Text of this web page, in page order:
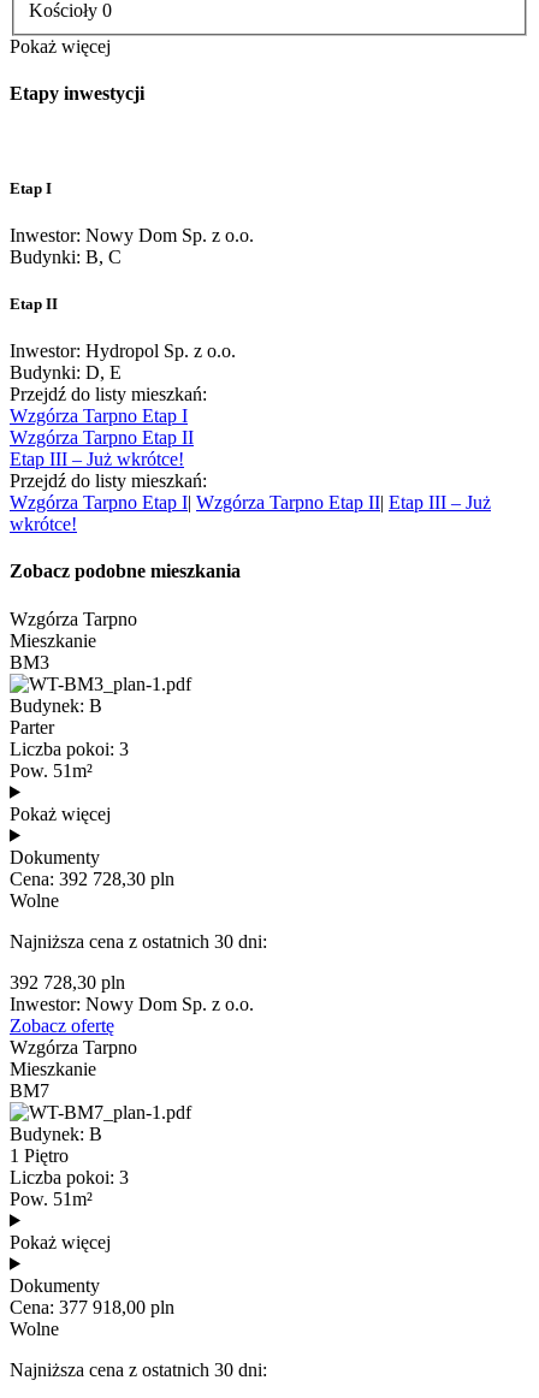
Kościoły 0
Pokaż więcej
Etapy inwestycji
Etap I
Inwestor: Nowy Dom Sp. z o.o.
Budynki: B, C
Etap II
Inwestor: Hydropol Sp. z o.o.
Budynki: D, E
Przejdź do listy mieszkań:
Wzgórza Tarpno Etap I
Wzgórza Tarpno Etap II
Etap III – Już wkrótce!
Przejdź do listy mieszkań:
Wzgórza Tarpno Etap I| Wzgórza Tarpno Etap II| Etap III – Już
wkrótce!
Zobacz podobne mieszkania
Wzgórza Tarpno
Mieszkanie
BM3
Budynek: B
Parter
Liczba pokoi: 3
Pow. 51m²
Pokaż więcej
Dokumenty
Cena: 392 728,30 pln
Wolne
Najniższa cena z ostatnich 30 dni:
392 728,30 pln
Inwestor: Nowy Dom Sp. z o.o.
Zobacz ofertę
Wzgórza Tarpno
Mieszkanie
BM7
Budynek: B
1 Piętro
Liczba pokoi: 3
Pow. 51m²
Pokaż więcej
Dokumenty
Cena: 377 918,00 pln
Wolne
Najniższa cena z ostatnich 30 dni: